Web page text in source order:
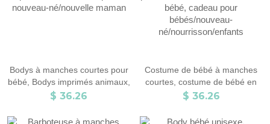
Bodys à manches courtes pour
bébé, Bodys imprimés animaux,
Bodys en coton pour bébé,
bébé, Cadeaux pour nouveau-
$ 36.26
Costume de bébé à manches
courtes, costume de bébé en
coton, ma 1ère fête des
pères/anniversaire costume de
$ 36.26